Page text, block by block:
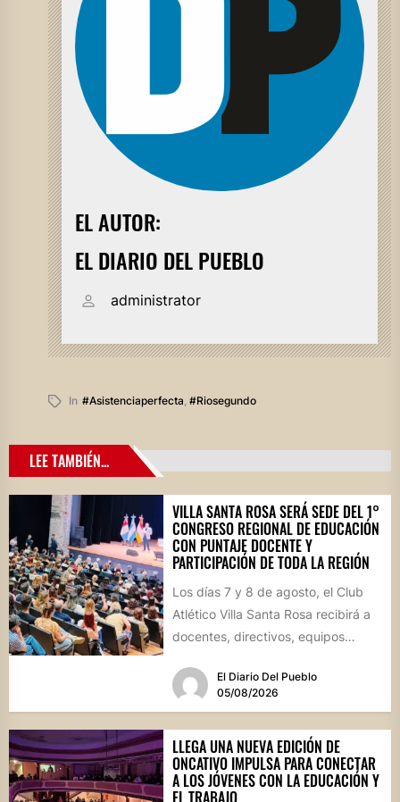
EL AUTOR:
EL DIARIO DEL PUEBLO
administrator
In #asistenciaperfecta #riosegundo
LEE TAMBIÉN...
VILLA SANTA ROSA SERÁ SEDE DEL 1°
CONGRESO REGIONAL DE EDUCACIÓN
CON PUNTAJE DOCENTE Y
PARTICIPACIÓN DE TODA LA REGIÓN
Los días 7 y 8 de agosto, el Club
Atlético Villa Santa Rosa recibirá a
docentes, directivos, equipos
El Diario Del Pueblo
05/08/2026
LLEGA UNA NUEVA EDICIÓN DE
ONCATIVO IMPULSA PARA CONECTAR
A LOS JÓVENES CON LA EDUCACIÓN Y
EL TRABAJO